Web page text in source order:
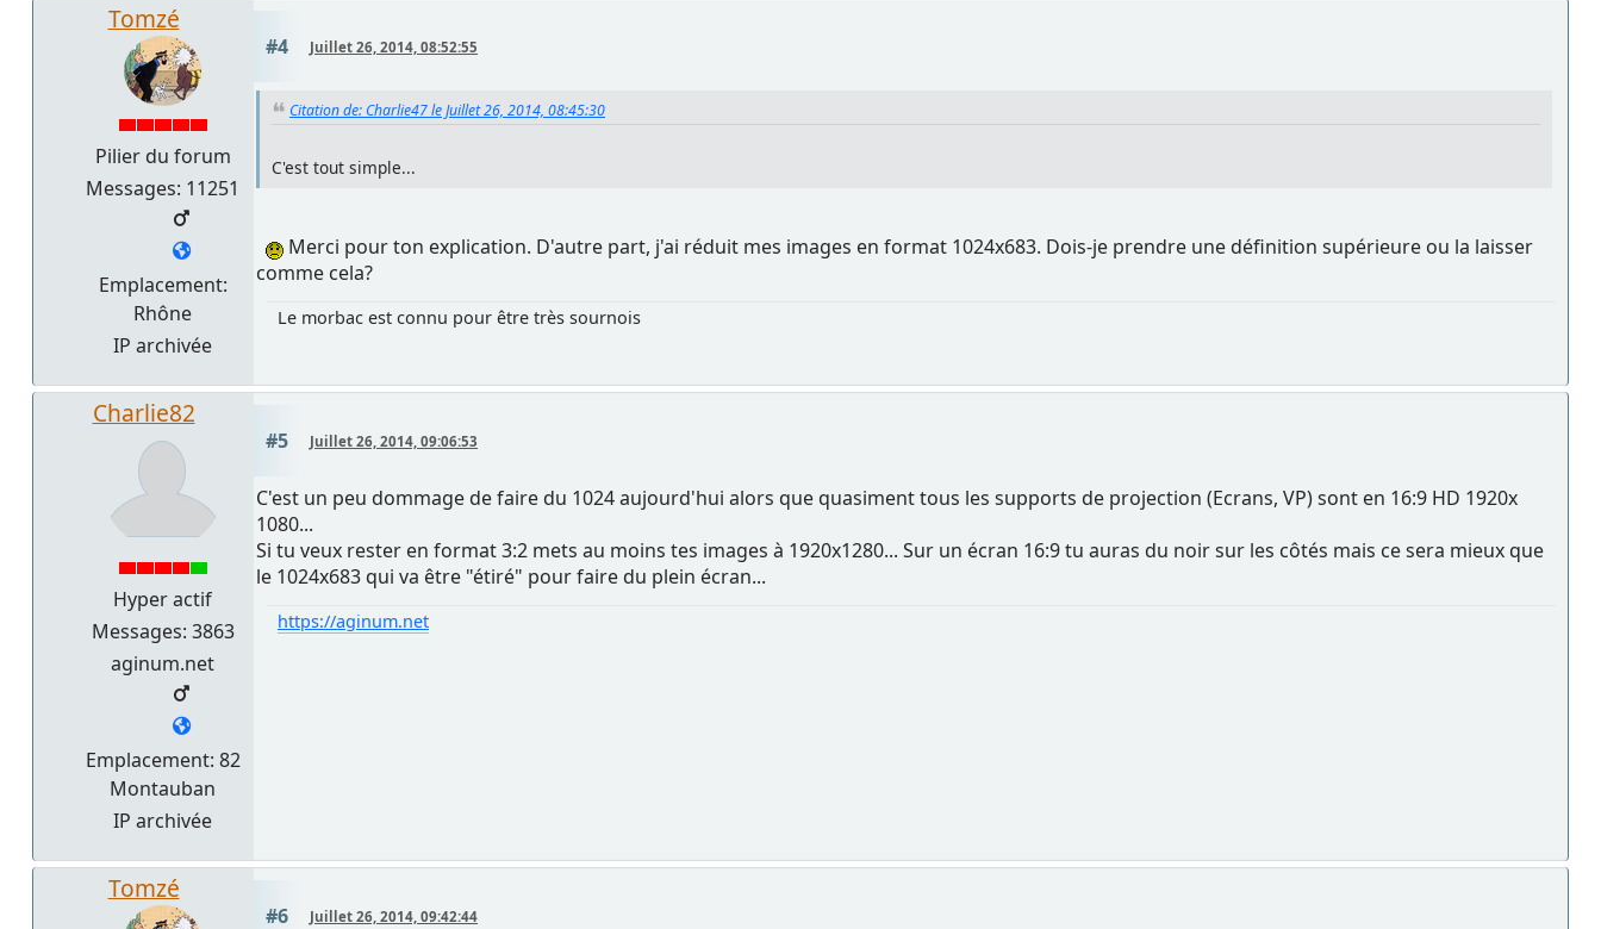
Tomzé
Pilier du forum
Messages: 11251
Emplacement:
Rhône
IP archivée
#4 Juillet 26, 2014, 08:52:55
Citation de: Charlie47 le Juillet 26, 2014, 08:45:30
C'est tout simple...
Merci pour ton explication. D'autre part, j'ai réduit mes images en format 1024x683. Dois-je prendre une définition supérieure ou la laisser
comme cela?
Le morbac est connu pour être très sournois
Charlie82
Hyper actif
Messages: 3863
aginum.net
Emplacement: 82
Montauban
IP archivée
#5 Juillet 26, 2014, 09:06:53
C'est un peu dommage de faire du 1024 aujourd'hui alors que quasiment tous les supports de projection (Ecrans, VP) sont en 16:9 HD 1920x
1080...
Si tu veux rester en format 3:2 mets au moins tes images à 1920x1280... Sur un écran 16:9 tu auras du noir sur les côtés mais ce sera mieux que
le 1024x683 qui va être "étiré" pour faire du plein écran...
https://aginum.net
Tomzé
#6 Juillet 26, 2014, 09:42:44